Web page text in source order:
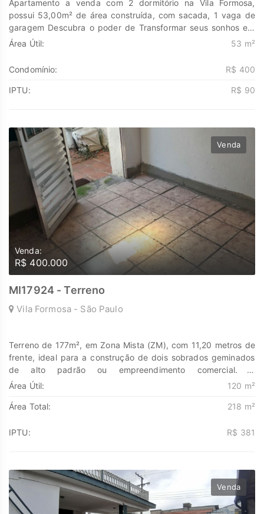
Apartamento a venda com 2 dormitório na Vila Formosa,
possui 53,00m² de área construída, com sacada, 1 vaga de
garagem Descubra o poder de Transformar seus sonhos em
lares e seus investimentos em oportunidades. Na Marengo
encontrar o lugar onde sua história irá brilhar.
Área Útil: 53 m²
Condomínio: R$ 400
IPTU: R$ 90
Venda
Venda:
R$ 400.000
MI17924 - Terreno
Vila Formosa - São Paulo
Terreno de 177m², em Zona Mista (ZM), com 11,20 metros de
frente, ideal para a construção de dois sobrados geminados
de alto padrão ou empreendimento comercial. A
documentação está 100% regularizada. Excelente localização
ótimo para construtores Agende já a sua visita ! Descubra o
investimentos em oportunidades. Na Marengo Imóveis cada
www.marengoimoveis.com.br 11-99203-8087
Área Útil: 120 m²
Área Total: 218 m²
IPTU: R$ 381
Venda